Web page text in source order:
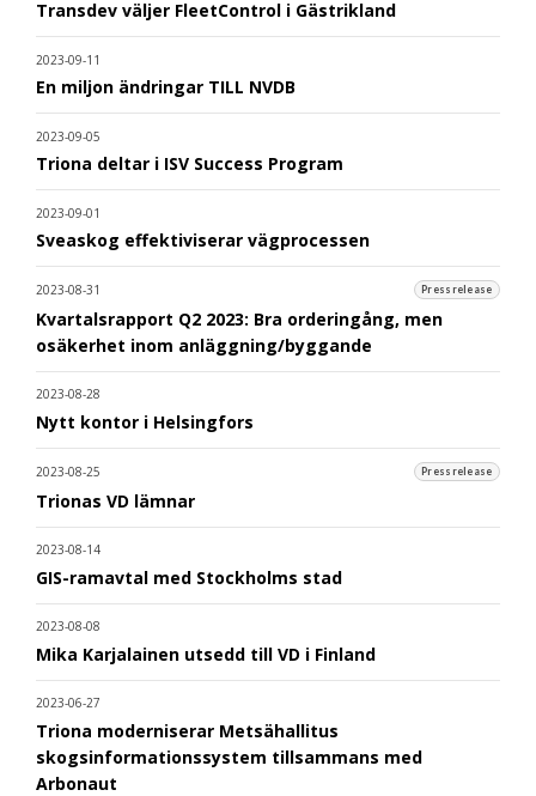
Transdev väljer FleetControl i Gästrikland
2023-09-11
En miljon ändringar TILL NVDB
2023-09-05
Triona deltar i ISV Success Program
2023-09-01
Sveaskog effektiviserar vägprocessen
2023-08-31 Pressrelease
Kvartalsrapport Q2 2023: Bra orderingång, men
osäkerhet inom anläggning/byggande
2023-08-28
Nytt kontor i Helsingfors
2023-08-25 Pressrelease
Trionas VD lämnar
2023-08-14
GIS-ramavtal med Stockholms stad
2023-08-08
Mika Karjalainen utsedd till VD i Finland
2023-06-27
Triona moderniserar Metsähallitus
skogsinformationssystem tillsammans med
Arbonaut